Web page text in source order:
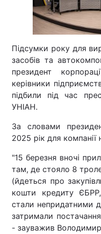
Підсумки року для
засобів та
президент
керівники
підбили під час
УНІАН.
За словами
2025 рік для компанії
"15 березня вночі
там, де стояло 8
(йдеться про
кошти кредиту
стали непридатними
затримали
- зауважив